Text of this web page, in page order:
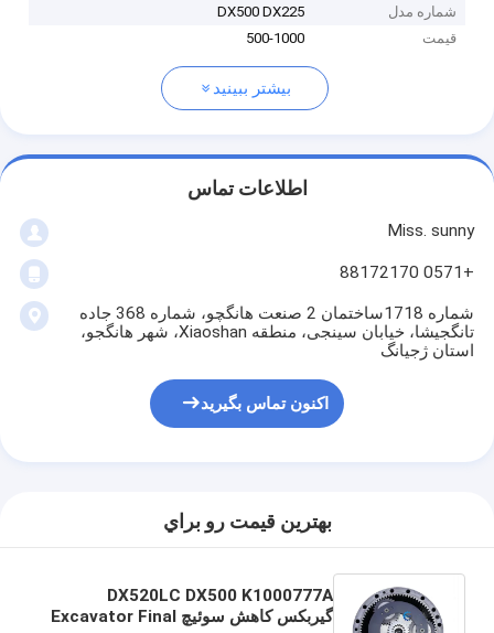
شماره مدل
DX500 DX225
قیمت
500-1000
بیشتر ببینید
اطلاعات تماس
Miss. sunny
+0571 88172170
شماره 1718ساختمان 2 صنعت هانگچو، شماره 368 جاده
تانگجیشا، خیابان سینجی، منطقه Xiaoshan، شهر هانگجو،
استان ژجیانگ
اکنون تماس بگیرید
بهترين قيمت رو براي
DX520LC DX500 K1000777A
گیربکس کاهش سوئیچ Excavator Final